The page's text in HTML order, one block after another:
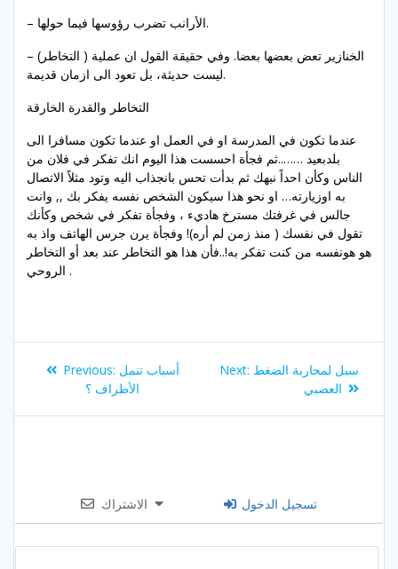
– الأرانب تضرب رؤوسها فيما حولها.
– الخنازير تعض بعضها بعضا. وفي حقيقة القول ان عملية ( التخاطر)
ليست حديثة، بل تعود الى ازمان قديمة.
التخاطر والقدرة الخارقة
عندما تكون في المدرسة او في العمل او عندما تكون مسافرا الى
بلدبعيد ……..ثم فجأة احسست هذا اليوم انك تفكر في فلان من
الناس وكأن احداً نبهك ثم بدأت تحس بانجذاب اليه وتود مثلاً الاتصال
به اوزيارته… او نحو هذا سيكون الشخص نفسه يفكر بك ,, وانت
جالس في غرفتك مسترخ هاديء ، وفجأة تفكر في شخص وكأنك
تقول في نفسك ( منذ زمن لم أره)! وفجأة يرن جرس الهاتف واذ به
هو هونفسه من كنت تفكر به!..فأن هذا هو التخاطر عند بعد أو التخاطر
الروحي .
Post
navigation
Previous: Previous
post:
أسباب تنمل
الأطراف ؟
Next: Next
سبل لمحاربة الضغط
العصبي
الاشتراك تسجيل الدخول